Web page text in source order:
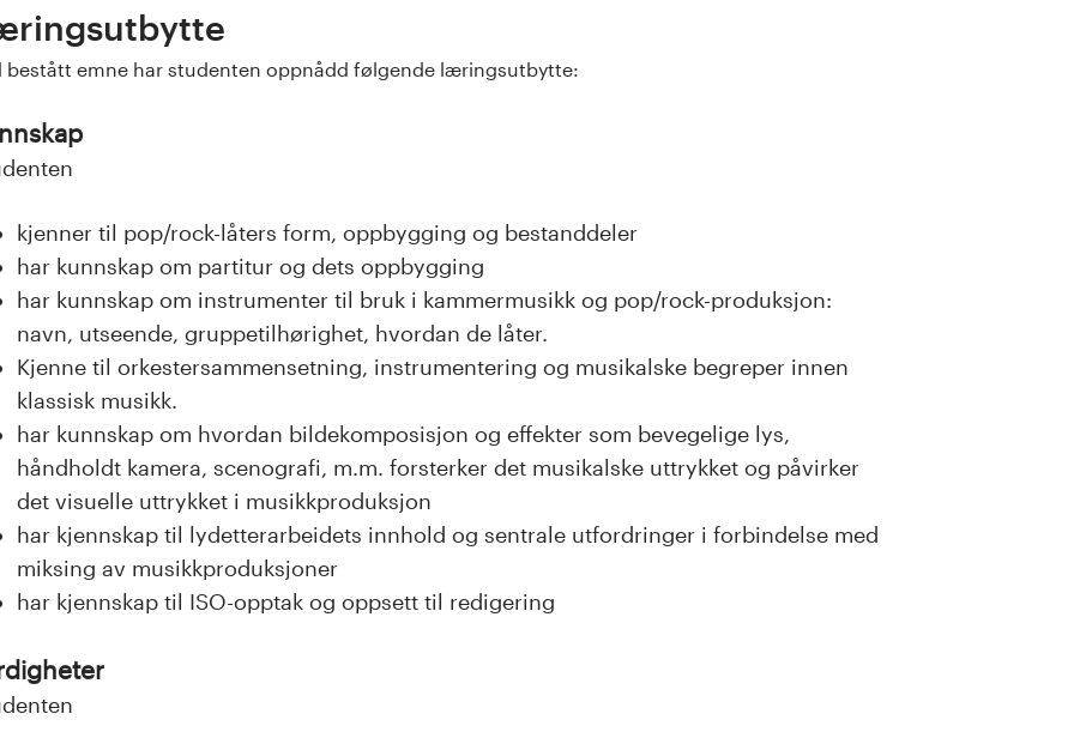
bestått emne har studenten oppnådd følgende læringsutbytte:
kjenner til pop/rock-låters form, oppbygging og bestanddeler
har kunnskap om partitur og dets oppbygging
har kunnskap om instrumenter til bruk i kammermusikk og pop/rock-produksjon:
navn, utseende, gruppetilhørighet, hvordan de låter.
Kjenne til orkestersammensetning, instrumentering og musikalske begreper innen
klassisk musikk.
har kunnskap om hvordan bildekomposisjon og effekter som bevegelige lys,
håndholdt kamera, scenografi, m.m. forsterker det musikalske uttrykket og påvirker
det visuelle uttrykket i musikkproduksjon
har kjennskap til lydetterarbeidets innhold og sentrale utfordringer i forbindelse med
miksing av musikkproduksjoner
har kjennskap til ISO-opptak og oppsett til redigering